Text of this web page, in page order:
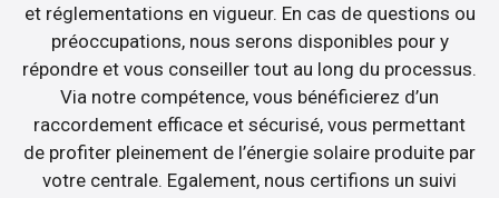
et réglementations en vigueur. En cas de questions ou
préoccupations, nous serons disponibles pour y
répondre et vous conseiller tout au long du processus.
Via notre compétence, vous bénéficierez d’un
raccordement efficace et sécurisé, vous permettant
de profiter pleinement de l’énergie solaire produite par
votre centrale. Egalement, nous certifions un suivi